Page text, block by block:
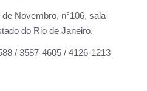
de Novembro, n°106, sala
do Rio de Janeiro.
/ 3587-4605 / 4126-1213